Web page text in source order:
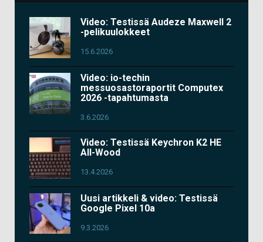
Video: Testissä Audeze Maxwell 2
-pelikuulokkeet
15.6.2026
Video: io-techin
messuosastoraportit Computex
2026 -tapahtumasta
3.6.2026
Video: Testissä Keychron K2 HE
All-Wood
13.4.2026
Uusi artikkeli & video: Testissä
Google Pixel 10a
9.3.2026